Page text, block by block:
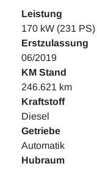
Leistung
170 kW (231 PS)
Erstzulassung
06/2019
KM Stand
246.621 km
Kraftstoff
Diesel
Getriebe
Automatik
Hubraum